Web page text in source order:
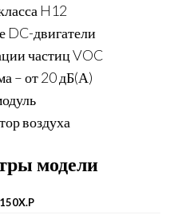
H12
DC-двигатели
частиц VOC
– от 20 дБ(А)
воздуха
модели